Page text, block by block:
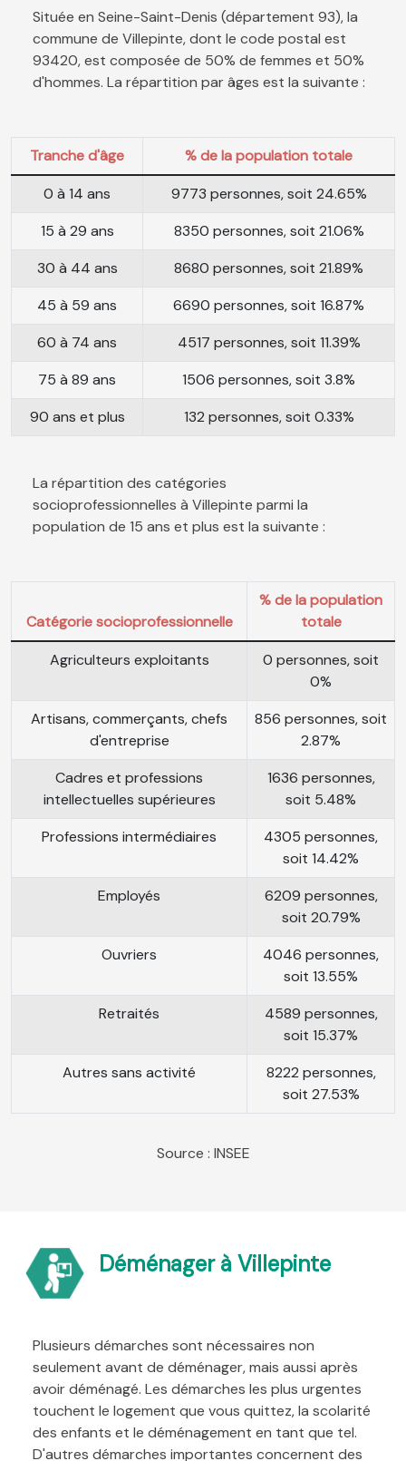
Située en Seine-Saint-Denis (département 93), la
commune de Villepinte, dont le code postal est
93420, est composée de 50% de femmes et 50%
d'hommes. La répartition par âges est la suivante :
Tranche d'âge
% de la population totale
0 à 14 ans
9773 personnes, soit 24.65%
15 à 29 ans
8350 personnes, soit 21.06%
30 à 44 ans
8680 personnes, soit 21.89%
45 à 59 ans
6690 personnes, soit 16.87%
60 à 74 ans
4517 personnes, soit 11.39%
75 à 89 ans
1506 personnes, soit 3.8%
90 ans et plus
132 personnes, soit 0.33%
La répartition des catégories
socioprofessionnelles à Villepinte parmi la
population de 15 ans et plus est la suivante :
Catégorie socioprofessionnelle
% de la population
totale
Agriculteurs exploitants
0 personnes, soit
0%
Artisans, commerçants, chefs
d'entreprise
856 personnes, soit
2.87%
Cadres et professions
intellectuelles supérieures
1636 personnes,
soit 5.48%
Professions intermédiaires
4305 personnes,
soit 14.42%
Employés
6209 personnes,
soit 20.79%
Ouvriers
4046 personnes,
soit 13.55%
Retraités
4589 personnes,
soit 15.37%
Autres sans activité
8222 personnes,
soit 27.53%
Source : INSEE
Déménager à Villepinte
Plusieurs démarches sont nécessaires non
seulement avant de déménager, mais aussi après
avoir déménagé. Les démarches les plus urgentes
touchent le logement que vous quittez, la scolarité
des enfants et le déménagement en tant que tel.
D'autres démarches importantes concernent des